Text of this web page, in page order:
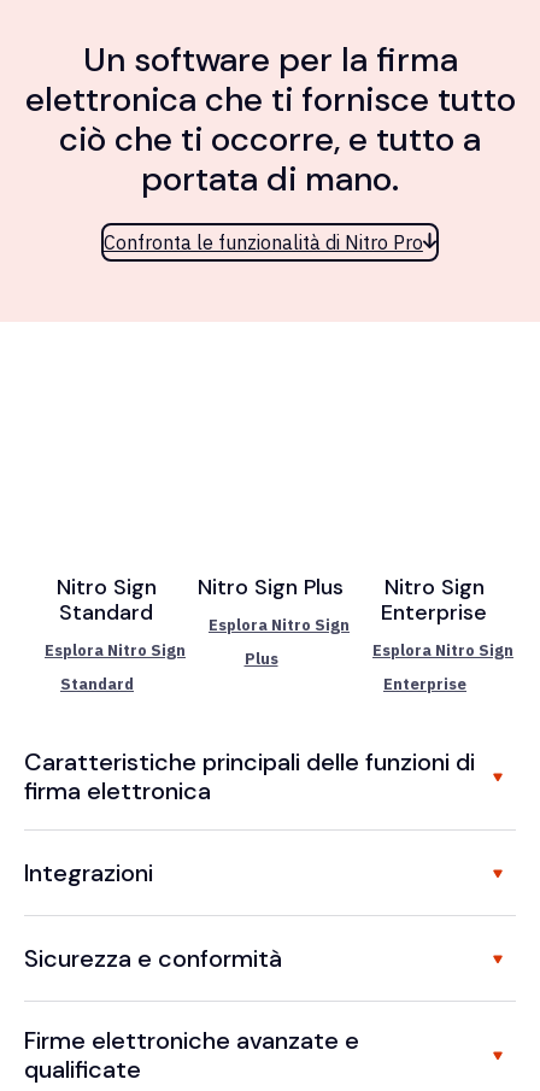
Un software per la firma
elettronica che ti fornisce tutto
ciò che ti occorre, e tutto a
portata di mano.
Confronta le funzionalità di Nitro Pro
Nitro Sign
Standard
Esplora Nitro Sign
Standard
Nitro Sign Plus
Esplora Nitro Sign
Plus
Nitro Sign
Enterprise
Esplora Nitro Sign
Enterprise
Caratteristiche principali delle funzioni di
firma elettronica
Integrazioni
Sicurezza e conformità
Firme elettroniche avanzate e
qualificate